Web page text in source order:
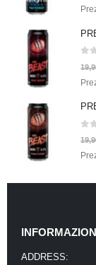
ADDRESS: